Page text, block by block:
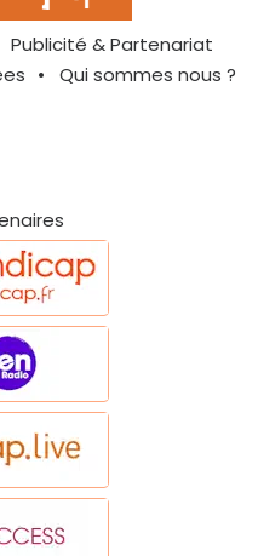
Publicité & Partenariat
Qui sommes nous ?